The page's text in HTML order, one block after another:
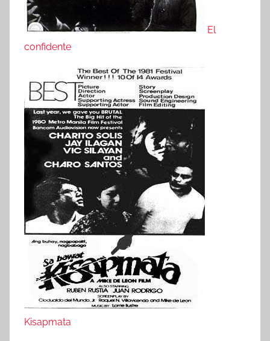
El
confidente
Kisapmata